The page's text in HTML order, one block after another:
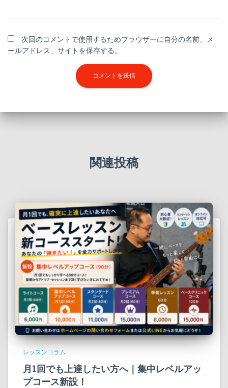
次回のコメントで使用するためブラウザーに自分の名前、メ
ールアドレス、サイトを保存する。
関連投稿
レッスンコラム
月1回でも上達したい方へ｜集中レベルアッ
プコース新設！